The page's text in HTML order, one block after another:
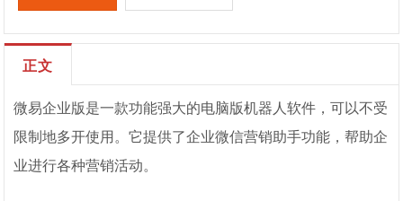
正文
微易企业版是一款功能强大的电脑版机器人软件，可以不受
限制地多开使用。它提供了企业微信营销助手功能，帮助企
业进行各种营销活动。